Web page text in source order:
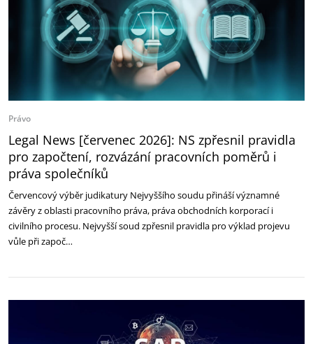
Právo
Legal News [červenec 2026]: NS zpřesnil pravidla
pro započtení, rozvázání pracovních poměrů i
práva společníků
Červencový výběr judikatury Nejvyššího soudu přináší významné
závěry z oblasti pracovního práva, práva obchodních korporací i
civilního procesu. Nejvyšší soud zpřesnil pravidla pro výklad projevu
vůle při započ…